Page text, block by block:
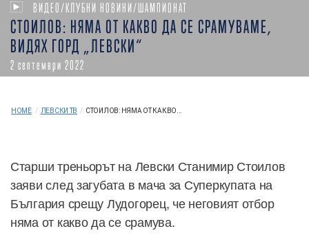
ВИДЕО/КЛУБНИ НОВИНИ/ШАМПИОНАТ
СТОИЛОВ: НЯМА ОТ КАКВО ДА СЕ СРАМУВАМЕ,
ВИДЯХ ГОРД „ЛЕВСКИ“
2 септември 2022
HOME / ЛЕВСКИ ТВ / СТОИЛОВ: НЯМА ОТ КАКВО...
Старши треньорът на Левски Станимир Стоилов
заяви след загубата в мача за Суперкупата на
България срещу Лудогорец, че неговият отбор
няма от какво да се срамува.